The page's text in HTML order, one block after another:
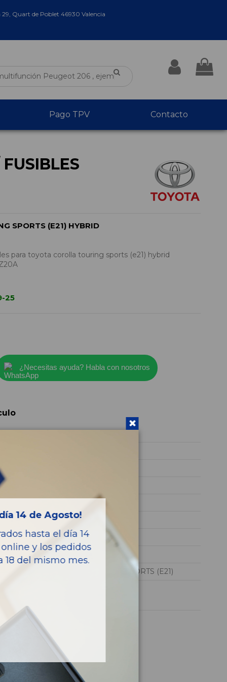
29, Quart de Poblet 46930 Valencia
Pago TPV Contacto
SPORTS (E21) HYBRID
para toyota corolla touring sports (e21) hybrid
25
¿Necesitas ayuda? Habla con nosotros
GASOLINA
HYBRID
122CV 90KW
COROLLA TOURING SPORTS (E21)
14 de Agosto!
hasta el día 14
y los pedidos
del mismo mes.